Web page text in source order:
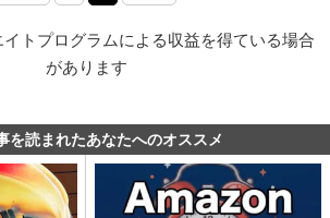
トプログラムによる収益を得ている場合
があります
を読まれたあなたへのオススメ